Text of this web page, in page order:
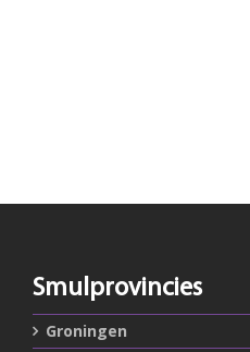
Smulprovincies
Groningen